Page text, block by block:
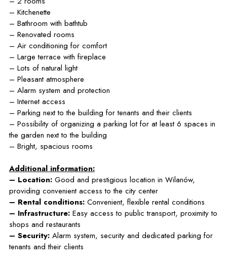
– Kitchenette
– Bathroom with bathtub
– Renovated rooms
– Air conditioning for comfort
– Large terrace with fireplace
– Lots of natural light
– Pleasant atmosphere
– Alarm system and protection
– Internet access
– Parking next to the building for tenants and their clients
– Possibility of organizing a parking lot for at least 6 spaces in
the garden next to the building
– Bright, spacious rooms
Additional information:
– Location: Good and prestigious location in Wilanów,
providing convenient access to the city center
– Rental conditions: Convenient, flexible rental conditions
– Infrastructure: Easy access to public transport, proximity to
shops and restaurants
– Security: Alarm system, security and dedicated parking for
tenants and their clients